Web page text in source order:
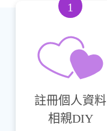
註冊個⼈資料
相親DIY